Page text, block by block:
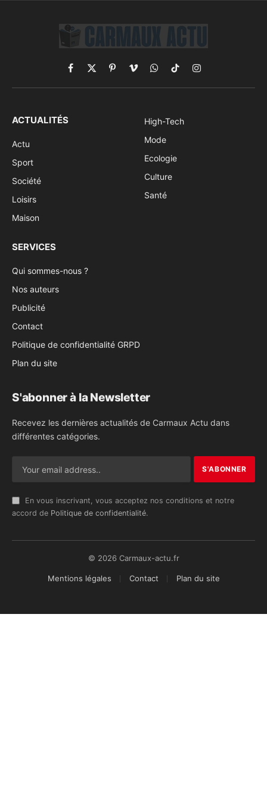
Facebook
X
(Twitter)
PinterestVimeoWhatsApp
TikTokInstagram
ACTUALITÉS
Actu
Sport
Société
Loisirs
Maison
High-Tech
Mode
Ecologie
Culture
Santé
SERVICES
Qui sommes-nous ?
Nos auteurs
Publicité
Contact
Politique de confidentialité GRPD
Plan du site
S'abonner à la Newsletter
Recevez les dernières actualités de Carmaux Actu dans
différentes catégories.
En vous inscrivant, vous acceptez nos conditions et notre
accord de Politique de confidentialité.
© 2026 Carmaux-actu.fr
Mentions légales Contact Plan du site